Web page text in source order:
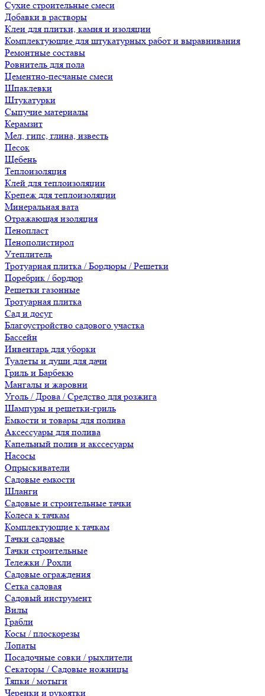
Сухие строительные смеси
Добавки в растворы
Клеи для плитки, камня и изоляции
Комплектующие для штукатурных работ и выравнивания
Ремонтные составы
Ровнитель для пола
Цементно-песчаные смеси
Шпаклевки
Штукатурки
Сыпучие материалы
Керамзит
Мел, гипс, глина, известь
Песок
Щебень
Теплоизоляция
Клей для теплоизоляции
Крепеж для теплоизоляции
Минеральная вата
Отражающая изоляция
Пенопласт
Пенополистирол
Утеплитель
Тротуарная плитка / Бордюры / Решетки
Поребрик / бордюр
Решетки газонные
Тротуарная плитка
Сад и досуг
Благоустройство садового участка
Бассейн
Инвентарь для уборки
Туалеты и души для дачи
Гриль и Барбекю
Мангалы и жаровни
Уголь / Дрова / Средство для розжига
Шампуры и решетки-гриль
Емкости и товары для полива
Аксессуары для полива
Капельный полив и акссесуары
Насосы
Опрыскиватели
Садовые емкости
Шланги
Садовые и строительные тачки
Колеса к тачкам
Комплектующие к тачкам
Тачки садовые
Тачки строительные
Тележки / Рохли
Садовые ограждения
Сетка садовая
Садовый инструмент
Вилы
Грабли
Косы / плоскорезы
Лопаты
Посадочные совки / рыхлители
Секаторы / Садовые ножницы
Тяпки / мотыги
Черенки и рукоятки